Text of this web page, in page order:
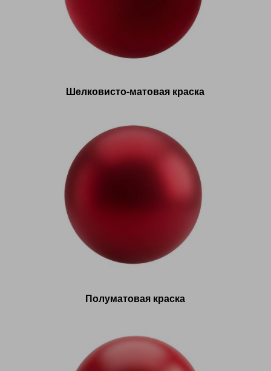
Шелковисто-матовая краска
Полуматовая краска